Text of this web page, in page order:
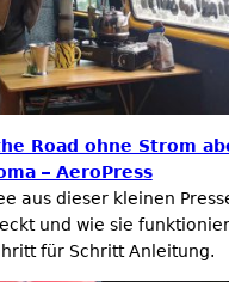
Road ohne Strom
– AeroPress
aus dieser kleinen
und wie sie
für Schritt Anleitung.